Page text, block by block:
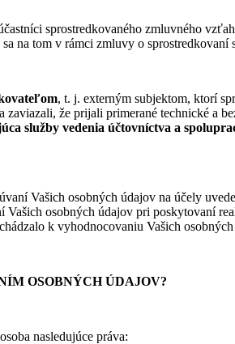
sprostredkovaného zmluvného
na tom v rámci zmluvy o sprostredkovaní
, t. j. externým subjektom, ktorí
že prijali primerané technické a
služby vedenia účtovníctva a
Vašich osobných údajov na účely
osobných údajov pri poskytovaní
k vyhodnocovaniu Vašich osobných
OSOBNÝCH ÚDAJOV?
nasledujúce práva: